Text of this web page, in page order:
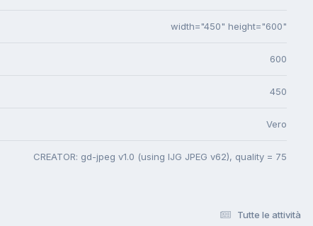
width="450" height="600"
600
450
Vero
CREATOR: gd-jpeg v1.0 (using IJG JPEG v62), quality = 75
Tutte le attività